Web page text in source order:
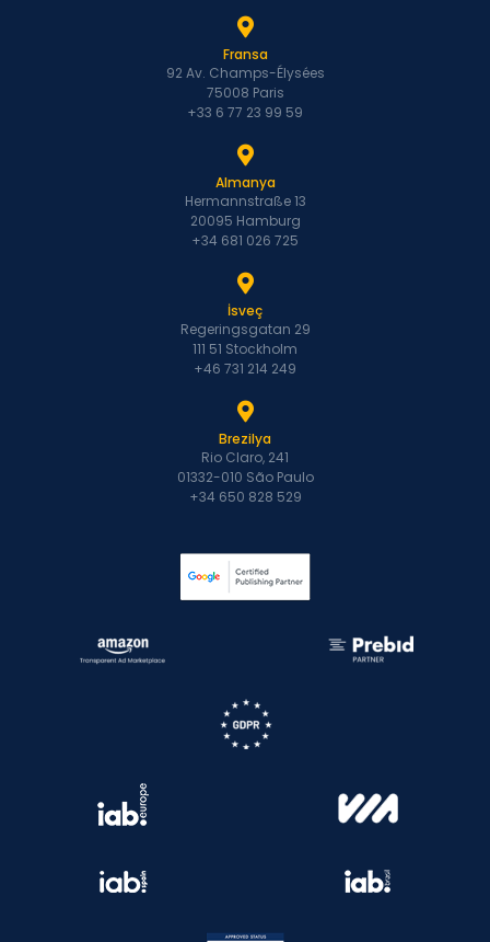
Fransa
92 Av. Champs-Élysées
75008 Paris
+33 6 77 23 99 59
Almanya
Hermannstraße 13
20095 Hamburg
+34 681 026 725
İsveç
Regeringsgatan 29
111 51 Stockholm
+46 731 214 249
Brezilya
Rio Claro, 241
01332-010 São Paulo
+34 650 828 529